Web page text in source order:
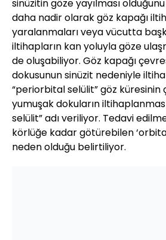
sinüzitin göze yayılması
daha nadir olarak göz kapağı
yaralanmaları veya vücutta
iltihapların kan yoluyla göze
de oluşabiliyor. Göz kapağı
dokusunun sinüzit nedeniyle
“periorbital selülit” göz küresinin
yumuşak dokuların
selülit” adı veriliyor. Tedavi
körlüğe kadar götürebilen
neden olduğu belirtiliyor.